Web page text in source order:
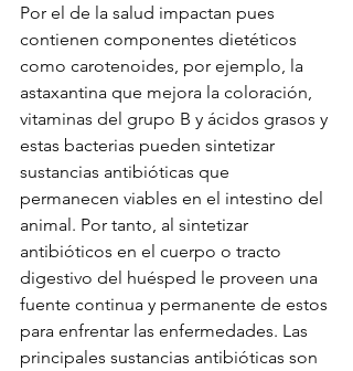
Por el de la salud impactan pues
contienen componentes dietéticos
como carotenoides, por ejemplo, la
astaxantina que mejora la coloración,
vitaminas del grupo B y ácidos grasos y
estas bacterias pueden sintetizar
sustancias antibióticas que
permanecen viables en el intestino del
animal. Por tanto, al sintetizar
antibióticos en el cuerpo o tracto
digestivo del huésped le proveen una
fuente continua y permanente de estos
para enfrentar las enfermedades. Las
principales sustancias antibióticas son